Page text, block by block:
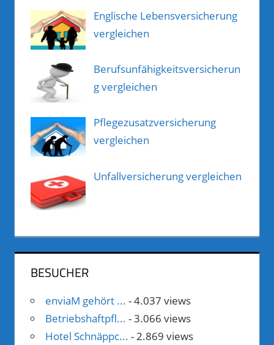
Englische Lebensversicherung
vergleichen
Berufsunfähigkeitsversicherun
g vergleichen
Pflegezusatzversicherung
vergleichen
Unfallversicherung vergleichen
BESUCHER
enviaM gehört ... - 4.037 views
Betriebshaftpfl... - 3.066 views
Hotel Schnäppc... - 2.869 views